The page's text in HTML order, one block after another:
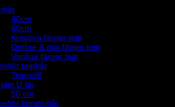
40cm
60cm
Kreativa färger tejp
Ombre & mix färger tejp
Vanliga färger tejp
tejphår
Tejprefill
U-tip
50 cm
keratinhår